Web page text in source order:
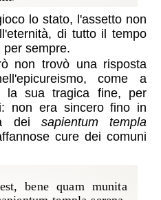
lo stato, l'assetto non
di tutto il tempo
sempre.
non trovò una risposta
come a
la sua tragica fine, per
non era sincero fino in
dei sapientum templa
cure dei comuni
bene quam munita